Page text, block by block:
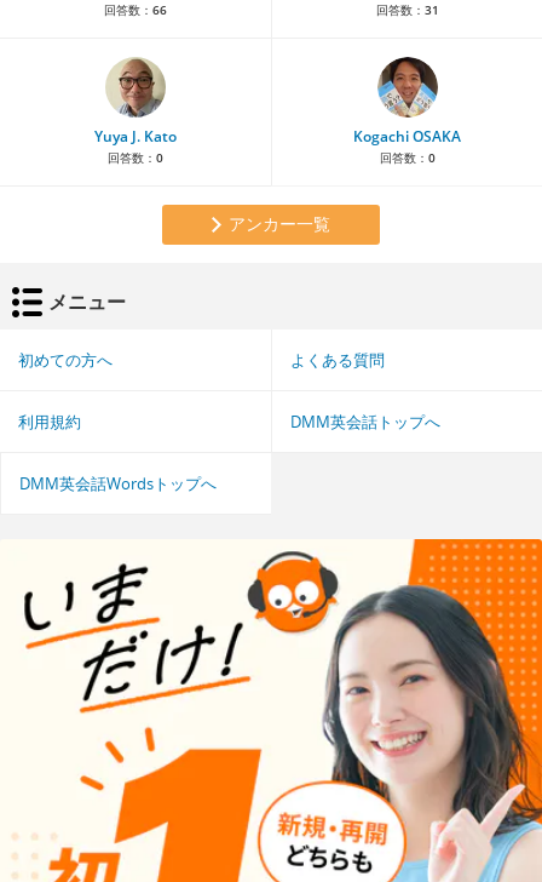
回答数： 66 回答数： 31
Yuya J. Kato
回答数： 0
Kogachi OSAKA
回答数： 0
アンカー一覧
メニュー
初めての方へ よくある質問
利用規約 DMM英会話トップへ
DMM英会話Wordsトップへ